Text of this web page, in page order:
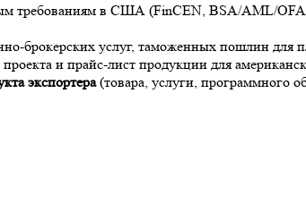
требованиям в США (FinCEN, BSA/AML/
брокерских услуг, таможенных пошлин для
и прайс-лист продукции для
экспортера(товара, услуги, программного